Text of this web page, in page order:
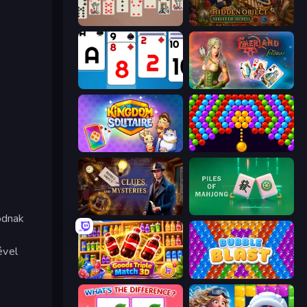
Spider Solitaire 2 Suits Hidden Object: Street Of Secrets
Social Solitaire Emerland Solitaire Endless Journey
Kingdom Solitaire Bubble Story
Hidden Object: Clues and Mysteries Piles of Mahjong
Goods Triple Match 3D Bubble Blast